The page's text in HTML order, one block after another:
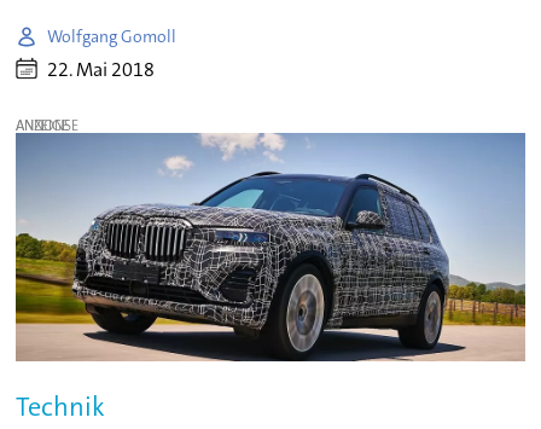
Wolfgang Gomoll
22. Mai 2018
ANZEIGE
Technik